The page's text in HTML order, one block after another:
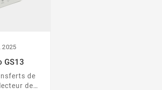
2025
GS13
de
de